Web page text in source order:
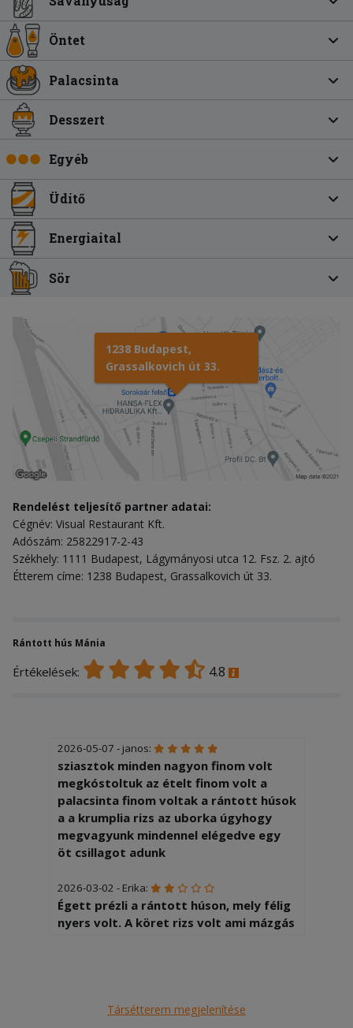
Öntet
Palacsinta
Desszert
Egyéb
Üdítő
Energiaital
Sör
1238 Budapest,
Grassalkovich út 33.
Rendelést teljesítő partner adatai:
Cégnév: Visual Restaurant Kft.
Adószám: 25822917-2-43
Székhely: 1111 Budapest, Lágymányosi utca 12. Fsz. 2. ajtó
Étterem címe: 1238 Budapest, Grassalkovich út 33.
Rántott hús Mánia
Értékelések: 4.8
2026-05-07 - janos:
sziasztok minden nagyon finom volt
megkóstoltuk az ételt finom volt a
palacsinta finom voltak a rántott húsok
a a krumplia rizs az uborka úgyhogy
megvagyunk mindennel elégedve egy
öt csillagot adunk
2026-03-02 - Erika:
Égett prézli a rántott húson, mely félig
nyers volt. A köret rizs volt ami mázgás
Társétterem megjelenítése